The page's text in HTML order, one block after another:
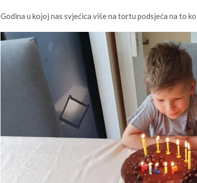
Godina u kojoj nas svjećica više na tortu podsjeća na to